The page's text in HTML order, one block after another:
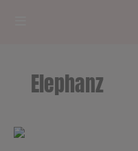
RADIOPLAYER
Elephanz